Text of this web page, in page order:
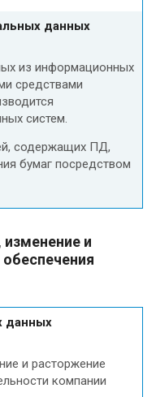
данных
из информационных
средствами
систем.
содержащих ПД,
бумаг посредством
и
данных
и расторжение
компании